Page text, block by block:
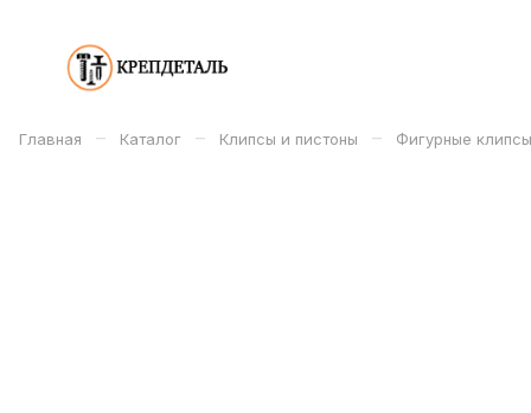
Главная – Каталог – Клипсы и пистоны – Фигурные